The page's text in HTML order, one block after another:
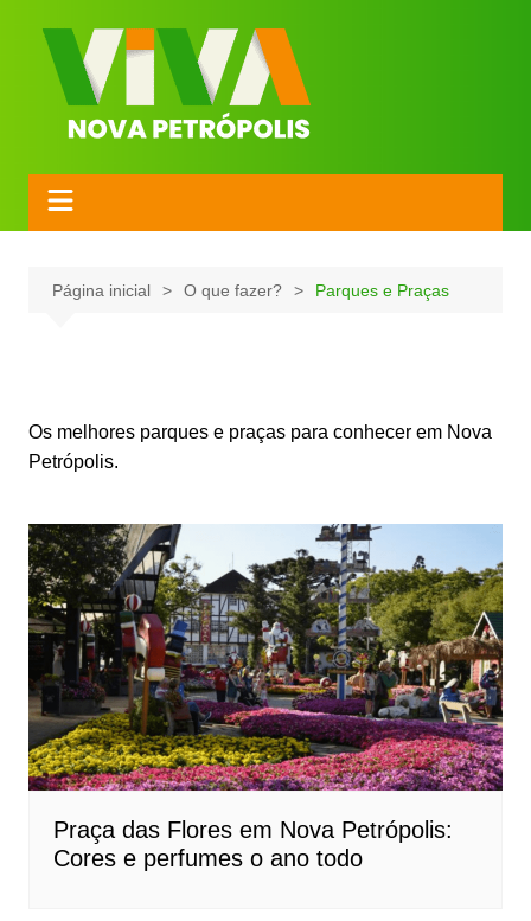
Página inicial O que fazer? Parques e Praças
Os melhores parques e praças para conhecer em Nova
Petrópolis.
Praça das Flores em Nova Petrópolis:
Cores e perfumes o ano todo